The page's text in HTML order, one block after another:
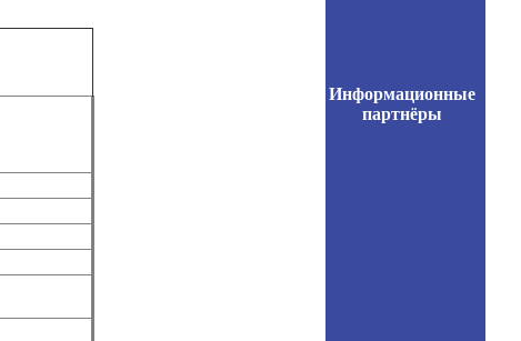
Информационные
партнёры